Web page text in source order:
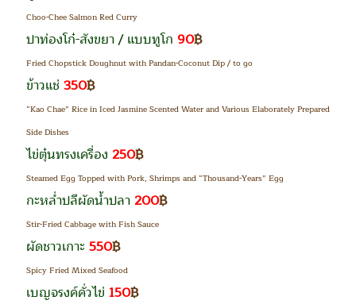
Choo-Chee Salmon Red Curry
ปาท่องโก๋-สังขยา / แบบทูโก 90฿
Fried Chopstick Doughnut with Pandan-Coconut Dip / to go
ข้าวแช่350฿
“Kao Chae” Rice in Iced Jasmine Scented Water and Various Elaborately Prepared
Side Dishes
ไข่ตุ๋นทรงเครื่อง 250฿
Steamed Egg Topped with Pork, Shrimps and “Thousand-Years” Egg
กะหล่ำปลีผัดน้ำปลา 200฿
Stir-Fried Cabbage with Fish Sauce
ผัดชาวเกาะ 550฿
Spicy Fried Mixed Seafood
เบญจรงค์คั่วไข่ 150฿